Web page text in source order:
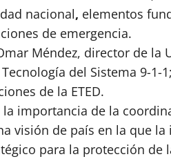
nacional, elementos
de emergencia.
Méndez, director de la
del Sistema 9-1-
de la ETED.
importancia de la
visión de país en la que
para la protección de